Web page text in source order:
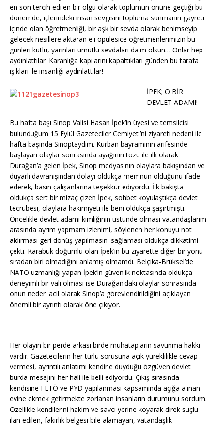
en son tercih edilen bir olgu olarak toplumun önüne geçtiği bu
dönemde, içlerindeki insan sevgisini topluma sunmanın gayreti
içinde olan öğretmenliği, bir aşk bir sevda olarak benimseyip
gelecek nesillere aktaran eli öpülesice öğretmenlerimizin bu
günleri kutlu, yarınları umutlu sevdaları daim olsun… Onlar hep
aydınlattılar! Karanlığa kapılarını kapattıkları günden bu tarafa
ışıkları ile insanlığı aydınlattılar!
İPEK; O BİR
DEVLET ADAMI!
Bu hafta başı Sinop Valisi Hasan İpek’in üyesi ve temsilcisi
bulunduğum 15 Eylül Gazeteciler Cemiyeti’ni ziyareti nedeni ile
hafta başında Sinoptaydım. Kurban bayramının arifesinde
başlayan olaylar sonrasında ayağının tozu ile ilk olarak
Durağan’a gelen İpek, Sinop medyasının olaylara bakışından ve
duyarlı davranışından dolayı oldukça memnun olduğunu ifade
ederek, basın çalışanlarına teşekkür ediyordu. İlk bakışta
oldukça sert bir mizaç çizen İpek, sohbet koyulaştıkça devlet
tecrübesi, olaylara hakimiyeti ile beni oldukça şaşırtmıştı.
Öncelikle devlet adamı kimliğinin üstünde olması vatandaşlarım
arasında ayrım yapmam izlenimi, söylenen her konuyu not
aldırması geri dönüş yapılmasını sağlaması oldukça dikkatimi
çekti. Karabük doğumlu olan İpek’in bu ziyarette diğer bir yönü
sıradan biri olmadığını anlamış olmamdı. Belçika-Brüksel’de
NATO uzmanlığı yapan İpek’in güvenlik noktasında oldukça
deneyimli bir vali olması ise Durağan’daki olaylar sonrasında
onun neden acil olarak Sinop’a görevlendirildiğini açıklayan
önemli bir ayrıntı olarak öne çıkıyor.
Her olayın bir perde arkası birde muhatapların savunma hakkı
vardır. Gazetecilerin her türlü sorusuna açık yüreklilikle cevap
vermesi, ayrıntılı anlatımı kendine duyduğu özgüven devlet
burda mesajını her hali ile belli ediyordu. Çıkış sırasında
kendisine FETÖ ve PYD yapılanması kapsamında açığa alınan
evine ekmek getirmekte zorlanan insanların durumunu sordum.
Özellikle kendilerini hakim ve savcı yerine koyarak direk suçlu
ilan edilen, fakirlik belgesi bile alamayan, vatandaşlık